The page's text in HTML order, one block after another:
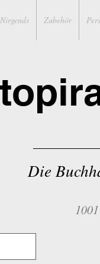
Nirgends Zubehör
Die